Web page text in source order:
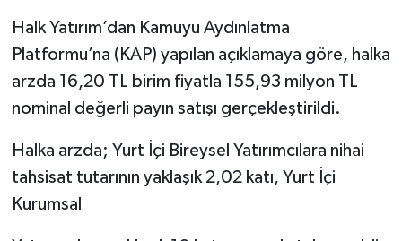
Halk Yatırım’dan Kamuyu Aydınlatma
Platformu’na (KAP) yapılan açıklamaya göre, halka
arzda 16,20 TL birim fiyatla 155,93 milyon TL
nominal değerli payın satışı gerçekleştirildi.
Halka arzda; Yurt İçi Bireysel Yatırımcılara nihai
tahsisat tutarının yaklaşık 2,02 katı, Yurt İçi
Kurumsal